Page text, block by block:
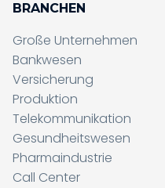
BRANCHEN
Große Unternehmen
Bankwesen
Versicherung
Produktion
Telekommunikation
Gesundheitswesen
Pharmaindustrie
Call Center